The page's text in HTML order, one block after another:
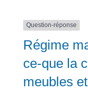
Question-réponse
Régime
ce-que la
meubles